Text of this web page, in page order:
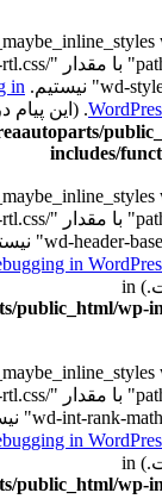
in
includes/
in
public_html/wp-
in
public_html/wp-